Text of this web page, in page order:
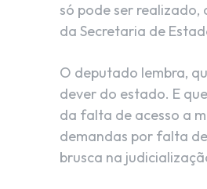
só pode ser
da Secretaria de
O deputado lembra,
dever do estado. E
da falta de acesso a
demandas por falta
brusca na